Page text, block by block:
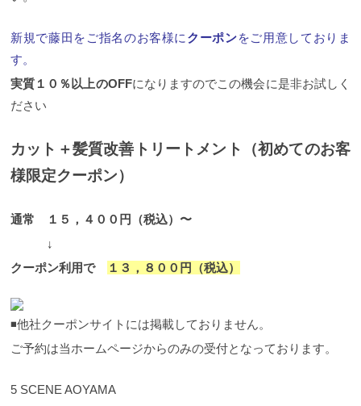
新規で藤田をご指名のお客様に クーポンをご用意しておりま
す。
実質１０％以上のOFFになりますのでこの機会に是非お試しく
ださい
カット＋髪質改善トリートメント（初めてのお客
様限定クーポン）
通常 １５，４００円（税込）〜
↓
クーポン利用で
１３，８００円（税込）
◾️他社クーポンサイトには掲載しておりません。
ご予約は当ホームページからのみの受付となっております。
5 SCENE AOYAMA